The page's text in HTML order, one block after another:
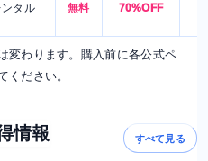
ンタル
無料
70%OFF
変わります。購入前に各公式ペ
ください。
情報 すべて見る